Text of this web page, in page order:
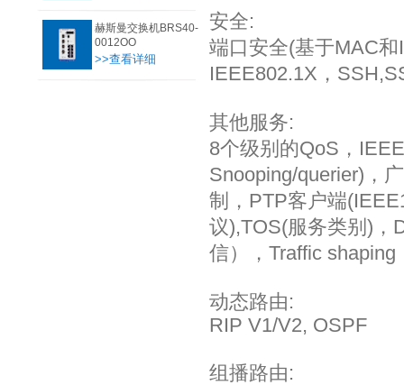
赫斯曼交换机BRS40-
0012OO
>>查看详细
安全:
端口安全(基于MAC
IEEE802.1X，
其他服务:
8个级别的QoS，
Snooping/querier)，
制，PTP客户端
议),TOS(服务类别)，
信），Traffic shaping
动态路由:
RIP V1/V2, OSPF
组播路由: